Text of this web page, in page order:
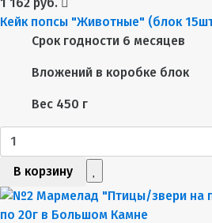
Кейк попсы "Животные" (блок
Срок годности 6 месяцев
Вложений в коробке блок
Вес 450 г
В корзину